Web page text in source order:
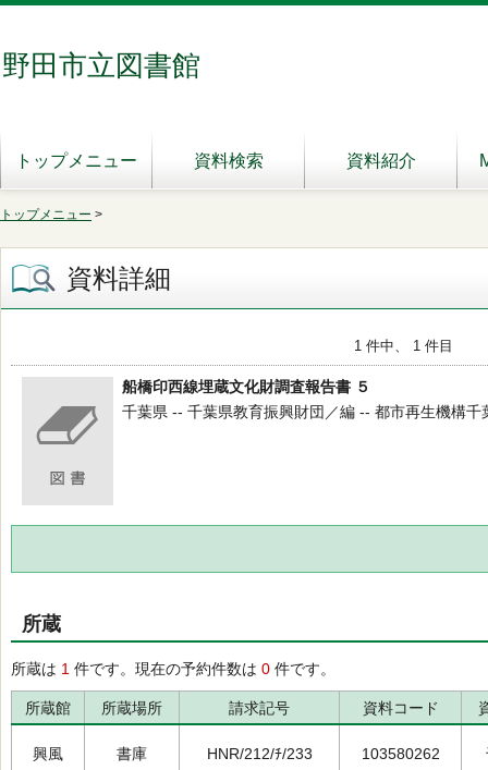
野田市立図書館
トップメニュー 資料検索 資料紹介
トップメニュー >
資料詳細
1 件中、 1 件目
船橋印西線埋蔵文化財調査報告書 ５
千葉県 -- 千葉県教育振興財団／編 -- 都市再生機構
所蔵
所蔵は 1 件です。現在の予約件数は 0 件です。
所蔵館 所蔵場所 請求記号 資料コード
興風 書庫 HNR/212/ﾁ/233 103580262